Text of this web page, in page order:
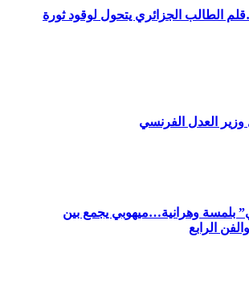
19 ماي 1956…قلم الطالب الجزائري يتحول لوقود ثورة
وزير العدل الفرنسي
بلمسة وهرانية…ميهوبي يجمع بين
الرابع